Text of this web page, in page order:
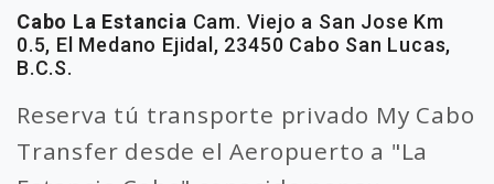
Cabo La Estancia Cam. Viejo a San Jose Km
0.5, El Medano Ejidal, 23450 Cabo San Lucas,
B.C.S.
Reserva tú transporte privado My Cabo
Transfer desde el Aeropuerto a "La